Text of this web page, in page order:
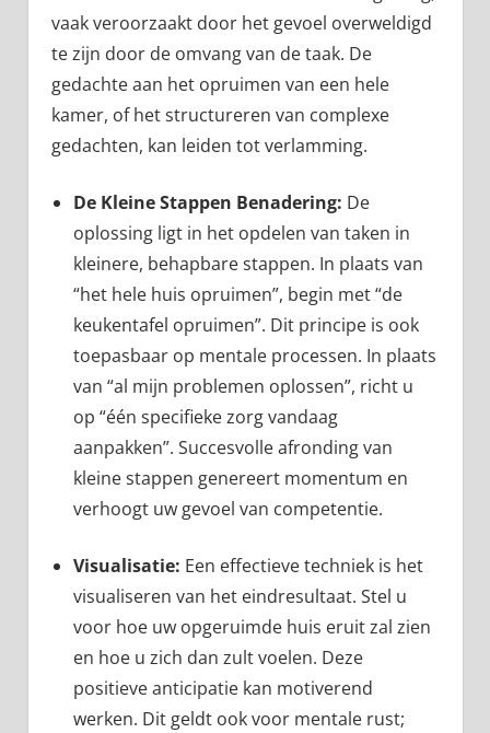
vaak veroorzaakt door het gevoel overweldigd
te zijn door de omvang van de taak. De
gedachte aan het opruimen van een hele
kamer, of het structureren van complexe
gedachten, kan leiden tot verlamming.
De Kleine Stappen Benadering: De
oplossing ligt in het opdelen van taken in
kleinere, behapbare stappen. In plaats van
“het hele huis opruimen”, begin met “de
keukentafel opruimen”. Dit principe is ook
toepasbaar op mentale processen. In plaats
van “al mijn problemen oplossen”, richt u
op “één specifieke zorg vandaag
aanpakken”. Succesvolle afronding van
kleine stappen genereert momentum en
verhoogt uw gevoel van competentie.
Visualisatie: Een effectieve techniek is het
visualiseren van het eindresultaat. Stel u
voor hoe uw opgeruimde huis eruit zal zien
en hoe u zich dan zult voelen. Deze
positieve anticipatie kan motiverend
werken. Dit geldt ook voor mentale rust;